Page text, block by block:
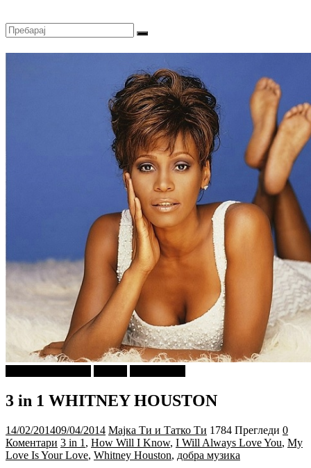
3 in 1 WHITNEY HOUSTON
14/02/201409/04/2014 Мајка Ти и Татко Ти 1784 Прегледи 0
Коментари 3 in 1 , How Will I Know, I Will Always Love You, My
Love Is Your Love, Whitney Houston, добра музика